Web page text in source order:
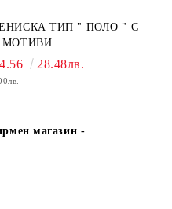
ТИП " ПОЛО " С
28.48лв.
магазин -